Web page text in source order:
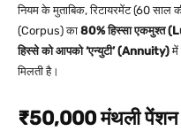
नियम के मुताबिक, रिटायरमेंट (60
(Corpus) का 80% हिस्सा एकमुश्त
हिस्से को आपको ‘एन्युटी’ (Annuity)में
मिलती है।
₹50,000 मंथली पेंशन